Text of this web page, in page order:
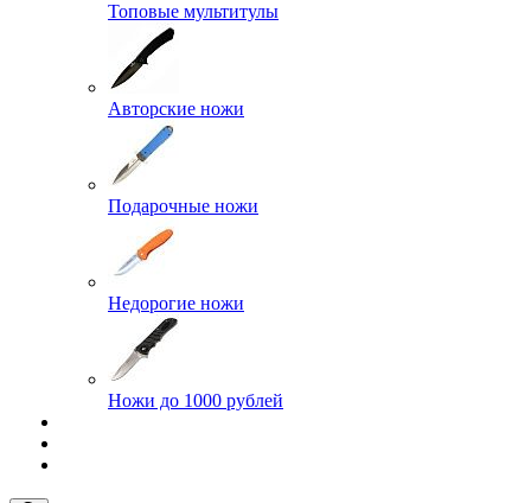
Топовые мультитулы
Авторские ножи
Подарочные ножи
Недорогие ножи
Ножи до 1000 рублей